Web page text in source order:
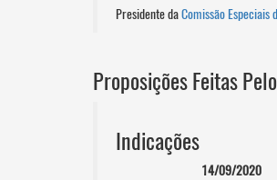
Presidente daComissão Especiais
Proposições Feitas
Indicações
14/09/2020